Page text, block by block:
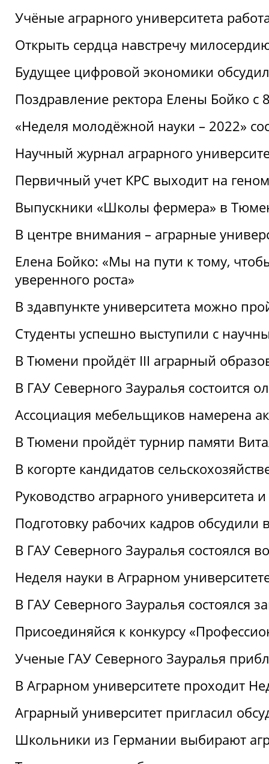
Учёные аграрного университета
Открыть сердца навстречу
Будущее цифровой экономики
Поздравление ректора Елены Бойко с
«Неделя молодёжной науки – 2022»
Научный журнал аграрного
Первичный учет КРС выходит на
Выпускники «Школы фермера» в
В центре внимания – аграрные
Елена Бойко: «Мы на пути к тому,
уверенного роста»
В здавпункте университета можно
Студенты успешно выступили с
В Тюмени пройдёт III аграрный
В ГАУ Северного Зауралья состоится
Ассоциация мебельщиков намерена
В Тюмени пройдёт турнир памяти
В когорте кандидатов
Руководство аграрного
Подготовку рабочих кадров
В ГАУ Северного Зауралья состоялся
Неделя науки в Аграрном
В ГАУ Северного Зауралья
Присоединяйся к конкурсу
Ученые ГАУ Северного Зауралья
В Аграрном университете проходит
Аграрный университет пригласил
Школьники из Германии выбирают